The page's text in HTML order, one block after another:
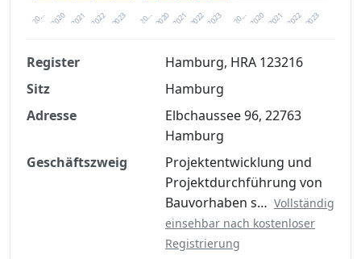
20… 2021 2023
2020 2022 20… 2021 2023
2020 2022 20… 2021 2023
2020 2022
Finanzkennzahlen nach kostenloser
Registrierung verfügbar
Jetzt kostenlos registrieren
Register
Hamburg, HRA 123216
Sitz
Hamburg
Adresse
Elbchaussee 96, 22763
Hamburg
Geschäftszweig
Projektentwicklung und
Projektdurchführung von
Bauvorhaben s… Vollständig
einsehbar nach kostenloser
Registrierung